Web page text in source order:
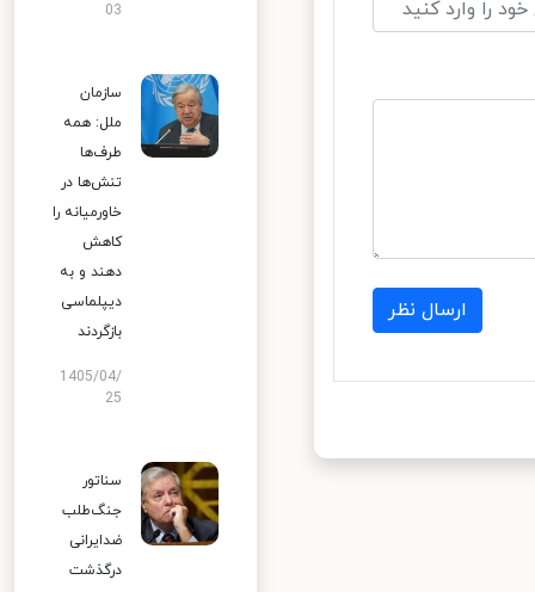
ارسال نظر
03
سازمان
ملل: همه
طرف‌ها
تنش‌ها در
خاورمیانه را
کاهش
دهند و به
دیپلماسی
بازگردند
1405/04/
25
سناتور
جنگ‌طلب
ضدایرانی
درگذشت